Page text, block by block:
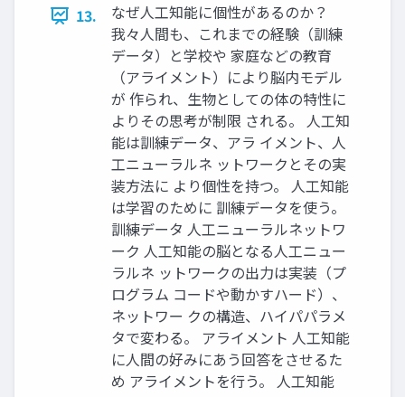
13.
なぜ人工知能に個性があるのか？
我々人間も、これまでの経験（訓練
データ）と学校や 家庭などの教育
（アライメント）により脳内モデル
が 作られ、生物としての体の特性に
よりその思考が制限 される。 人工知
能は訓練データ、アラ イメント、人
工ニューラルネ ットワークとその実
装方法に より個性を持つ。 人工知能
は学習のために 訓練データを使う。
訓練データ 人工ニューラルネットワ
ーク 人工知能の脳となる人工ニュー
ラルネ ットワークの出力は実装（プ
ログラム コードや動かすハード）、
ネットワー クの構造、ハイパパラメ
タで変わる。 アライメント 人工知能
に人間の好みにあう回答をさせるた
め アライメントを行う。 人工知能